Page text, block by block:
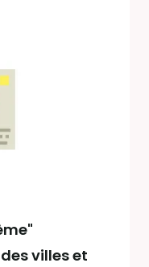
villes et